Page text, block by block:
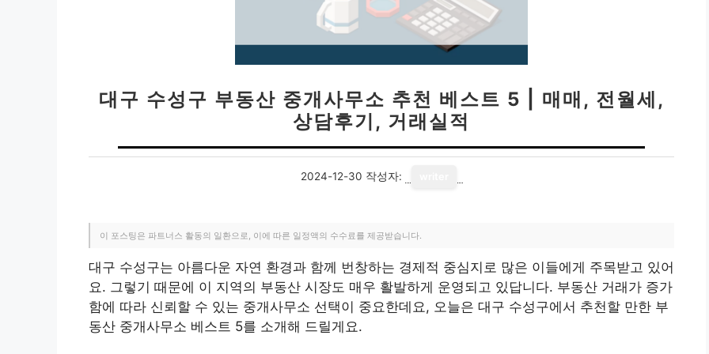
대구 수성구 부동산 중개사무소 추천 베스트 5 | 매매, 전월세,
상담후기, 거래실적
2024-12-30 작성자:
이 포스팅은 파트너스 활동의 일환으로, 이에 따른 일정액의 수수료를 제공받습니다.
대구 수성구는 아름다운 자연 환경과 함께 번창하는 경제적 중심지로 많은 이들에게 주목받고 있어
요. 그렇기 때문에 이 지역의 부동산 시장도 매우 활발하게 운영되고 있답니다. 부동산 거래가 증가
함에 따라 신뢰할 수 있는 중개사무소 선택이 중요한데요, 오늘은 대구 수성구에서 추천할 만한 부
동산 중개사무소 베스트 5를 소개해 드릴게요.